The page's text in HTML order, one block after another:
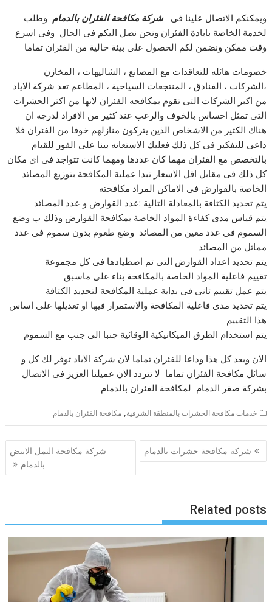
ويمكنكم الاتصال علينا فىشركة مكافحة الفئران بالدمام وطلب
لخدمة الخاصة بابادة الفئران ونحن نصل اليكم فى الحال وفى اسرع
وقت ممكن ونضمن لكم الحصول على بيئة خالية من الفئران تماما
خصومات هائله للتعاقدات مع المصانع ، الشاليهات ، المخازن
،الشركات ، الفنادق ، المنتجعات السياحية ، المطاعم تعد شركة الاياد
من اكبر الشركات التى تقوم بمكافحه الفئران لانها من اكثر الحشرات
التى تمثل احساس بالخوف والرعب عند كثير من الافراد لدرجه ان
هناك الكثير من الاشخاص الذين يتركون منازلهم خوفا من الفئران فلا
داعى للتفكير فى كل ذلك فعليك الاستعانه بينا على الفور للقيام
بالتخصص مع الفئران مهما كان عددها ومهما كانت تتواجد فى اى مكان
كل ذلك فى مقابل اقل الاسعار تبدا عملية المكافحة بتوزيع المصائد
الخاصة بالقوارض فى الاماكن المراد مكافحته
يتم تحديد الكثافة بالمعادلة التالية :عدد القوارض و عدد المصائد
يتم قياس مدى كفاءة المواد الخاصة بمكافحة القوارض وذلك ب وضع
السموم فى عدد معين من المصائد وضع طعوم بدون سموم فى عدد
مماثل من المصائد
يتم تحديد اعداد القوارض التى تم اصطيادها فى كل مجموعة
تقييم فاعلية المواد الخاصة بالمكافحة بناء على ماسبق
يتم عمل تقييم ثانى فى بداية عملية المكافحة لتحديد الكثافة
يتم تحديد مدى فاعلية المكافحة والاستمرار فيها او تعديلها على اساس
هذا التقييم
يتم استخدام الطرق الميكانيكية الوقائية جنبا الى جنب مع السموم
الان وبعد كل هذا وداعا للفئران تماما لان شركة الاياد توفر لك كل و
سائل مكافحة الفئران تماما لا تتردد الان عميلنا العزيز فى الاتصال
بشركة صقر الدمام لمكافحة الفئران بالدمام
خدمات مكافحة الحشرات بالمنطقة الشرقية,مكافحة الفئران بالدمام
تصفّح
المقالات
شركة مكافحة حشرات بالدمام
شركة مكافحة النمل الابيض
بالدمام
Related posts